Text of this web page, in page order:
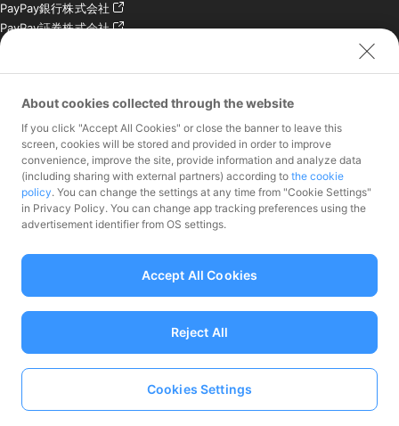
PayPay銀行株式会社
PayPay証券株式会社
PayPay SC株式会社
会社
お問い合わせ
加盟店様専用お問い合わ
報道関係者様専用お問い
株主・投資家様専用お問
資金移動業者 関東財務局長第00068号、前払式支払手段（第三者型）発行
者：関東財務局長 第00710号
加入協会 一般社団法人日本資金決済業協会
About cookies collected through the website
If you click "Accept All Cookies" or close the banner to leave this
screen, cookies will be stored and provided in order to improve
convenience, improve the site, provide information and analyze data
(including sharing with external partners) according to the cookie
policy. You can change the settings at any time from "Cookie Settings"
in Privacy Policy. You can change app tracking preferences using the
advertisement identifier from OS settings.
Cookies Settings
Reject All
Accept All Cookies